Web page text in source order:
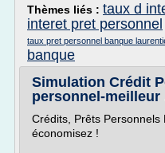
Thèmes liés : taux d
interet pret personnel
taux pret personnel banque
banque
Simulation Crédit
personnel-meilleur
Crédits, Prêts
économisez !